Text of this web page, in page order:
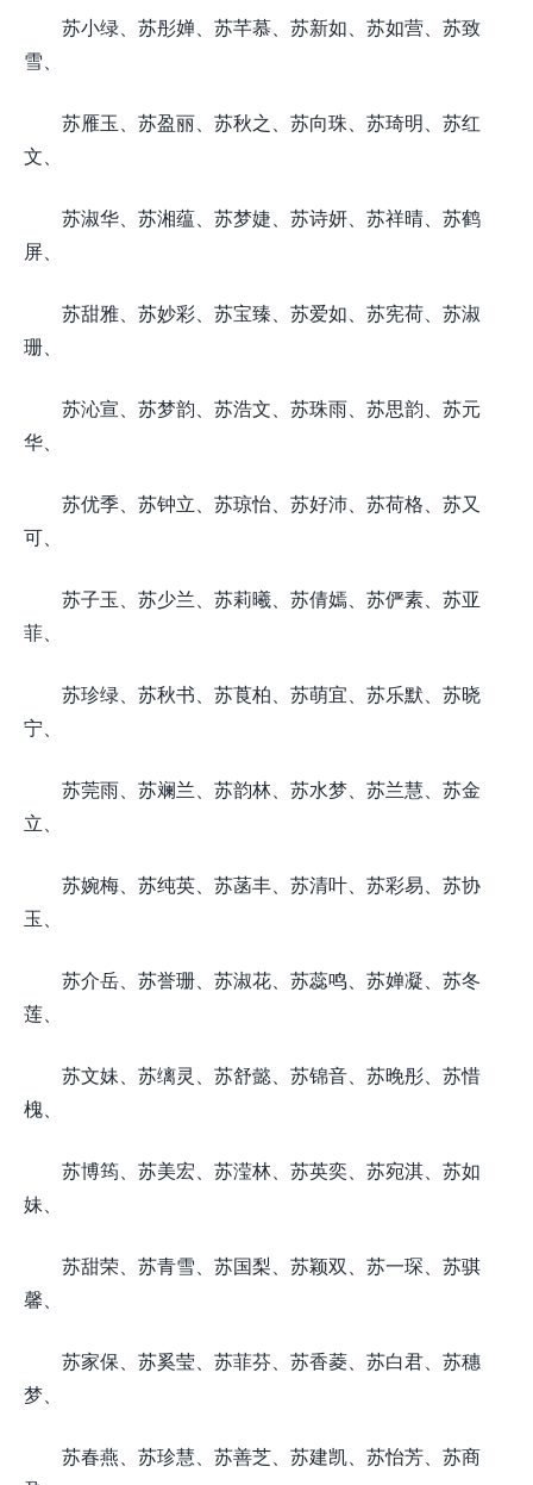
苏小绿、苏彤婵、苏芊慕、苏新如、苏如营、苏致
雪、
苏雁玉、苏盈丽、苏秋之、苏向珠、苏琦明、苏红
文、
苏淑华、苏湘蕴、苏梦婕、苏诗妍、苏祥晴、苏鹤
屏、
苏甜雅、苏妙彩、苏宝臻、苏爱如、苏宪荷、苏淑
珊、
苏沁宣、苏梦韵、苏浩文、苏珠雨、苏思韵、苏元
华、
苏优季、苏钟立、苏琼怡、苏好沛、苏荷格、苏又
可、
苏子玉、苏少兰、苏莉曦、苏倩嫣、苏俨素、苏亚
菲、
苏珍绿、苏秋书、苏莨柏、苏萌宜、苏乐默、苏晓
宁、
苏莞雨、苏斓兰、苏韵林、苏水梦、苏兰慧、苏金
立、
苏婉梅、苏纯英、苏菡丰、苏清叶、苏彩易、苏协
玉、
苏介岳、苏誉珊、苏淑花、苏蕊鸣、苏婵凝、苏冬
莲、
苏文妹、苏缡灵、苏舒懿、苏锦音、苏晚彤、苏惜
槐、
苏博筠、苏美宏、苏滢林、苏英奕、苏宛淇、苏如
妹、
苏甜荣、苏青雪、苏国梨、苏颖双、苏一琛、苏骐
馨、
苏家保、苏奚莹、苏菲芬、苏香菱、苏白君、苏穗
梦、
苏春燕、苏珍慧、苏善芝、苏建凯、苏怡芳、苏商